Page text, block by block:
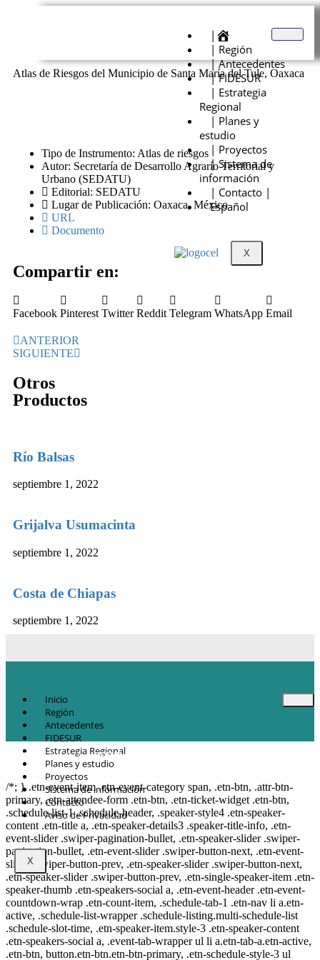
|
| Región
| Antecedentes
| FIDESUR
| Estrategia
Regional
| Planes y
estudio
| Proyectos
| Sistema de
información
| Contacto |
Español
X
Atlas de Riesgos del Municipio de Santa María del Tule, Oaxaca
Tipo de Instrumento: Atlas de riesgos
Autor: Secretaría de Desarrollo Agrarío Territorial y
Urbano (SEDATU)
Editorial: SEDATU
Lugar de Publicación: Oaxaca, México
URL
Documento
Compartir en:
Facebook Pinterest Twitter Reddit Telegram WhatsApp Email
ANTERIOR
SIGUIENTE
Otros
Productos
Río Balsas
septiembre 1, 2022
Grijalva Usumacinta
septiembre 1, 2022
Costa de Chiapas
septiembre 1, 2022
Inicio
Región
Antecedentes
FIDESUR
Estrategia Regional
Planes y estudio
Proyectos
Sistema de información
Contacto
Aviso de Privacidad
X
© Copyright 2021.FIDESURFideicomiso para el Desarrollo Regional del
Sur Sureste.
/*; } .etn-event-item .etn-event-category span, .etn-btn, .attr-btn-
primary, .etn-attendee-form .etn-btn, .etn-ticket-widget .etn-btn,
.schedule-list-1 .schedule-header, .speaker-style4 .etn-speaker-
content .etn-title a, .etn-speaker-details3 .speaker-title-info, .etn-
event-slider .swiper-pagination-bullet, .etn-speaker-slider .swiper-
pagination-bullet, .etn-event-slider .swiper-button-next, .etn-event-
slider .swiper-button-prev, .etn-speaker-slider .swiper-button-next,
.etn-speaker-slider .swiper-button-prev, .etn-single-speaker-item .etn-
speaker-thumb .etn-speakers-social a, .etn-event-header .etn-event-
countdown-wrap .etn-count-item, .schedule-tab-1 .etn-nav li a.etn-
active, .schedule-list-wrapper .schedule-listing.multi-schedule-list
.schedule-slot-time, .etn-speaker-item.style-3 .etn-speaker-content
.etn-speakers-social a, .event-tab-wrapper ul li a.etn-tab-a.etn-active,
.etn-btn, button.etn-btn.etn-btn-primary, .etn-schedule-style-3 ul